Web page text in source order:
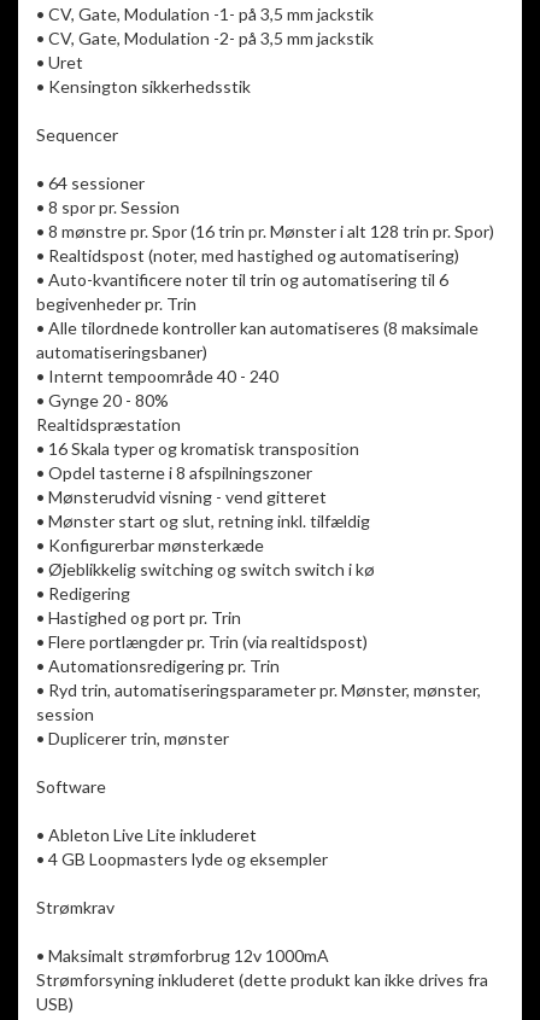
• CV, Gate, Modulation -1- på 3,5 mm jackstik
• CV, Gate, Modulation -2- på 3,5 mm jackstik
• Uret
• Kensington sikkerhedsstik
Sequencer
• 64 sessioner
• 8 spor pr. Session
• 8 mønstre pr. Spor (16 trin pr. Mønster i alt 128 trin pr. Spor)
• Realtidspost (noter, med hastighed og automatisering)
• Auto-kvantificere noter til trin og automatisering til 6
begivenheder pr. Trin
• Alle tilordnede kontroller kan automatiseres (8 maksimale
automatiseringsbaner)
• Internt tempoområde 40 - 240
• Gynge 20 - 80%
Realtidspræstation
• 16 Skala typer og kromatisk transposition
• Opdel tasterne i 8 afspilningszoner
• Mønsterudvid visning - vend gitteret
• Mønster start og slut, retning inkl. tilfældig
• Konfigurerbar mønsterkæde
• Øjeblikkelig switching og switch switch i kø
• Redigering
• Hastighed og port pr. Trin
• Flere portlængder pr. Trin (via realtidspost)
• Automationsredigering pr. Trin
• Ryd trin, automatiseringsparameter pr. Mønster, mønster,
session
• Duplicerer trin, mønster
Software
• Ableton Live Lite inkluderet
• 4 GB Loopmasters lyde og eksempler
Strømkrav
• Maksimalt strømforbrug 12v 1000mA
Strømforsyning inkluderet (dette produkt kan ikke drives fra
USB)